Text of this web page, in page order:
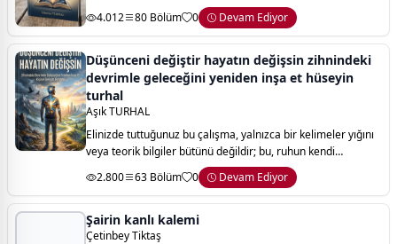
sadece bir inanç kitabı, bir emirler ve yasaklar manzumesi
değildir. o; aklı özgürle
4.012 80 Bölüm 0 Devam Ediyor
Düşünceni değiştir hayatın değişsin zihnindeki
devrimle geleceğini yeniden inşa et hüseyin
turhal
Aşık TURHAL
Elinizde tuttuğunuz bu çalışma, yalnızca bir kelimeler yığını
veya teorik bilgiler bütünü değildir; bu, ruhun kendi
derinliklerine yaptığı en cesur yolculuğun haritasıdır. insanlık
tarihi boyunca aran
2.800 63 Bölüm 0 Devam Ediyor
Şairin kanlı kalemi
Çetinbey Tiktaş